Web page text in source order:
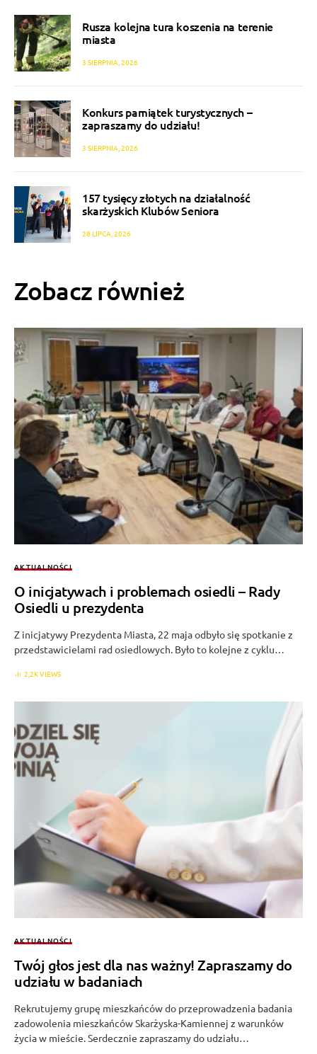
Rusza kolejna tura koszenia na terenie
miasta
3 SIERPNIA, 2026
Konkurs pamiątek turystycznych –
zapraszamy do udziału!
3 SIERPNIA, 2026
157 tysięcy złotych na działalność
skarżyskich Klubów Seniora
28 LIPCA, 2026
Zobacz również
AKTUALNOŚCI
O inicjatywach i problemach osiedli – Rady
Osiedli u prezydenta
Z inicjatywy Prezydenta Miasta, 22 maja odbyło się spotkanie z
przedstawicielami rad osiedlowych. Było to kolejne z cyklu…
2,2K VIEWS
AKTUALNOŚCI
Twój głos jest dla nas ważny! Zapraszamy do
udziału w badaniach
Rekrutujemy grupę mieszkańców do przeprowadzenia badania
zadowolenia mieszkańców Skarżyska-Kamiennej z warunków
życia w mieście. Serdecznie zapraszamy do udziału…